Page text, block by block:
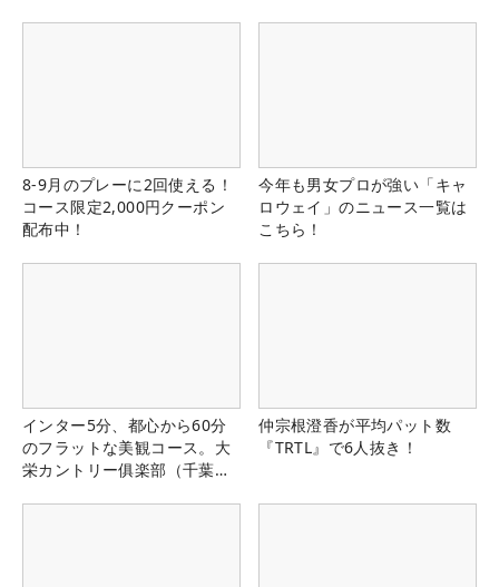
8-9月のプレーに2回使える！
コース限定2,000円クーポン
配布中！
今年も男女プロが強い「キャ
ロウェイ」のニュース一覧は
こちら！
インター5分、都心から60分
のフラットな美観コース。大
栄カントリー俱楽部（千葉
仲宗根澄香が平均パット数
『TRTL』で6人抜き！